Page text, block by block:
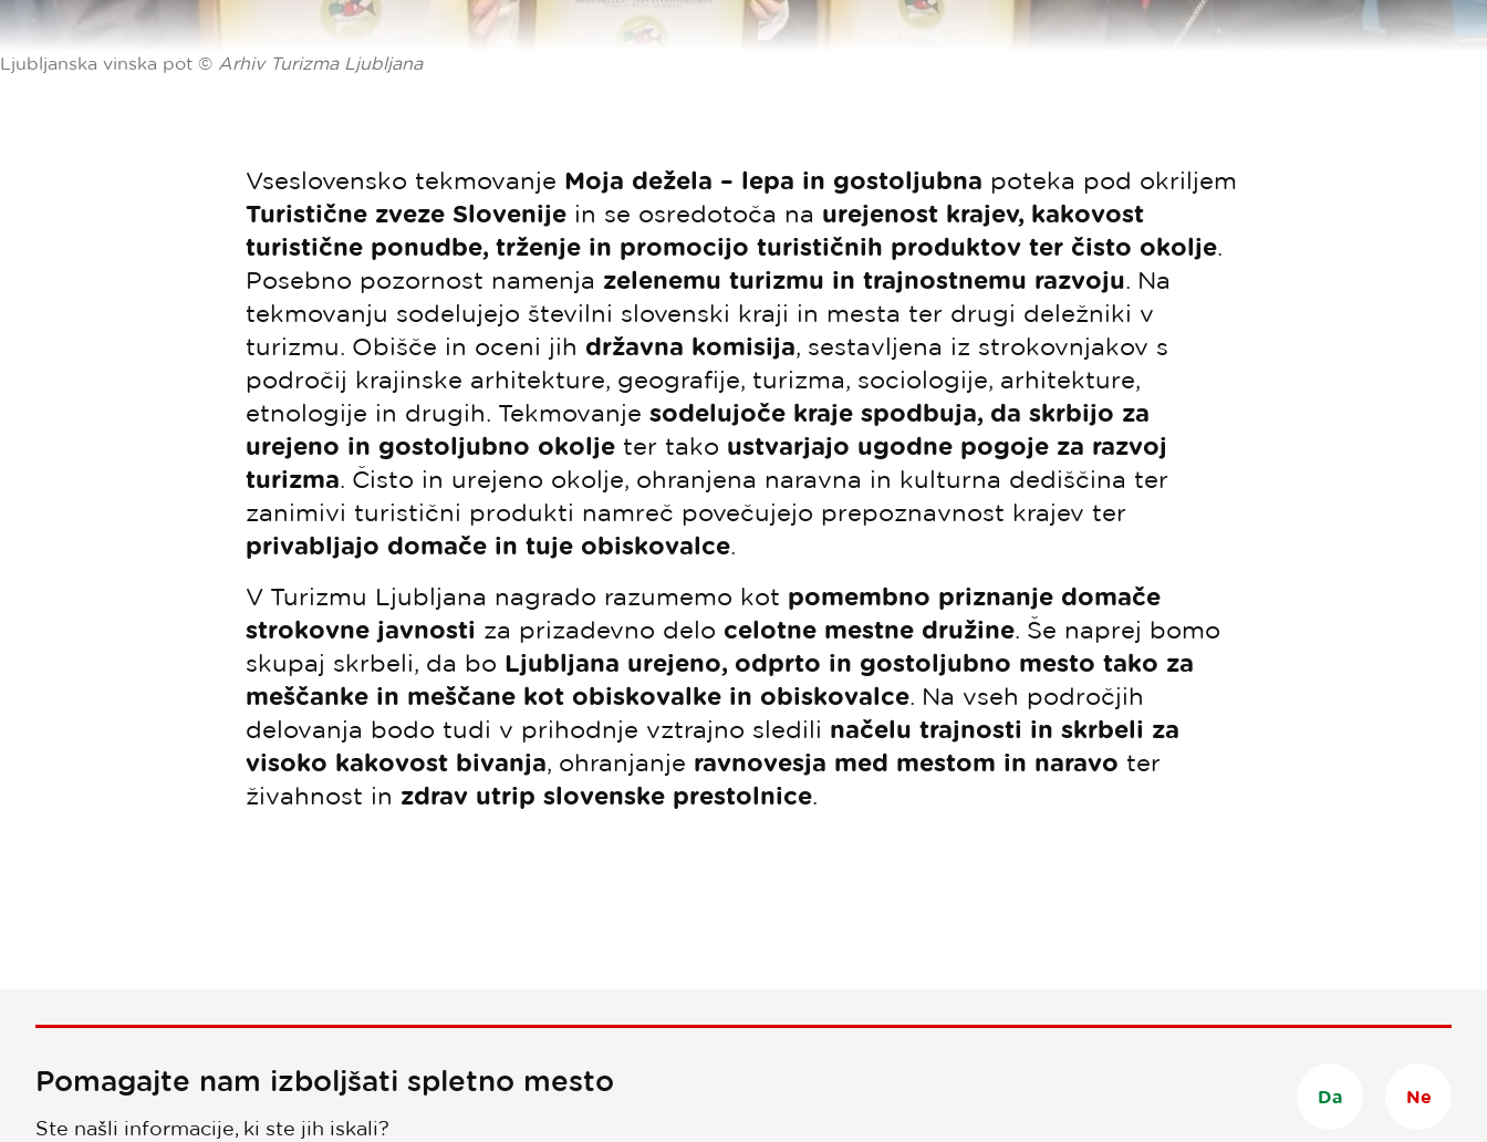
Ljubljanska vinska pot © Arhiv Turizma Ljubljana
Vseslovensko tekmovanje Moja dežela – lepa in gostoljubna poteka pod okriljem
Turistične zveze Slovenije in se osredotoča na urejenost krajev, kakovost
turistične ponudbe, trženje in promocijo turističnih produktov ter čisto okolje.
Posebno pozornost namenja zelenemu turizmu in trajnostnemu razvoju. Na
tekmovanju sodelujejo številni slovenski kraji in mesta ter drugi deležniki v
turizmu. Obišče in oceni jih državna komisija, sestavljena iz strokovnjakov s
področij krajinske arhitekture, geografije, turizma, sociologije, arhitekture,
etnologije in drugih. Tekmovanje sodelujoče kraje spodbuja, da skrbijo za
urejeno in gostoljubno okolje ter tako ustvarjajo ugodne pogoje za razvoj
turizma. Čisto in urejeno okolje, ohranjena naravna in kulturna dediščina ter
zanimivi turistični produkti namreč povečujejo prepoznavnost krajev ter
privabljajo domače in tuje obiskovalce.
V Turizmu Ljubljana nagrado razumemo kot pomembno priznanje domače
strokovne javnosti za prizadevno delo celotne mestne družine. Še naprej bomo
skupaj skrbeli, da bo Ljubljana urejeno, odprto in gostoljubno mesto tako za
meščanke in meščane kot obiskovalke in obiskovalce. Na vseh področjih
delovanja bodo tudi v prihodnje vztrajno sledili načelu trajnosti in skrbeli za
visoko kakovost bivanja, ohranjanje ravnovesja med mestom in naravo ter
živahnost in zdrav utrip slovenske prestolnice.
Pomagajte nam izboljšati spletno mesto
Ste našli informacije, ki ste jih iskali?
Da Ne